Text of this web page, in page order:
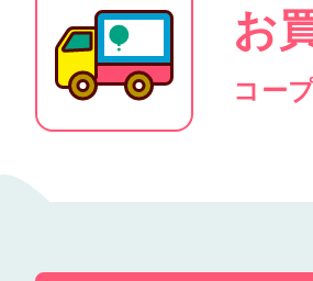
お
コー